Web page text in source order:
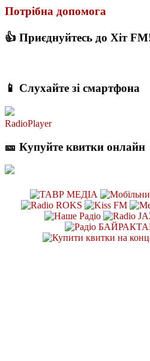
Потрібна допомога
👍 Приєднуйтесь до Хіт
📱 Слухайте зі смартфона
RadioPlayer
🎫 Купуйте квитки онлайн